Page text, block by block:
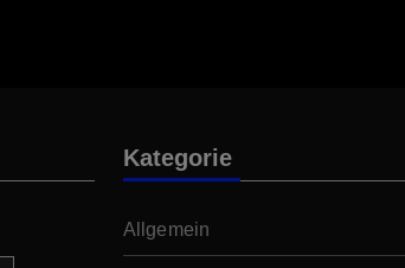
Kategorie
Allgemein